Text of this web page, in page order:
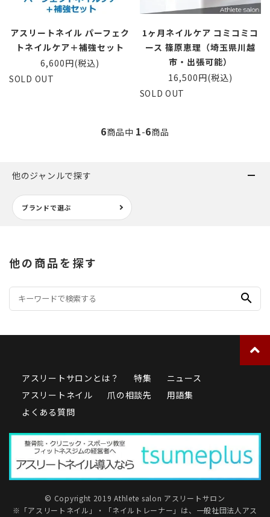
アスリートネイル パーフェク
トネイルケア＋補強セット
6,600円(税込)
SOLD OUT
1ヶ月ネイルケア コミコミコ
ース 篠原恵理（埼玉県川越
市・出張可能）
16,500円(税込)
SOLD OUT
6商品中 1-6商品
他のジャンルで探す
ブランドで選ぶ
他の商品を探す
search
アスリートサロンとは？ 特集
ニュース
アスリートネイル
爪の相談先
用語集
よくある質問
© Copyright 2019 Athlete salon アスリートサロン
※「アスリートネイル」・「ネイルトレーナー」は、 一般社団法人アス